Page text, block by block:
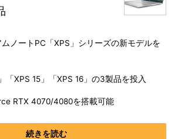
ノートPC「XPS」シリーズの新モデルを
「XPS 15」「XPS 16」の3製品を投入
RTX 4070/4080を搭載可能
続きを読む